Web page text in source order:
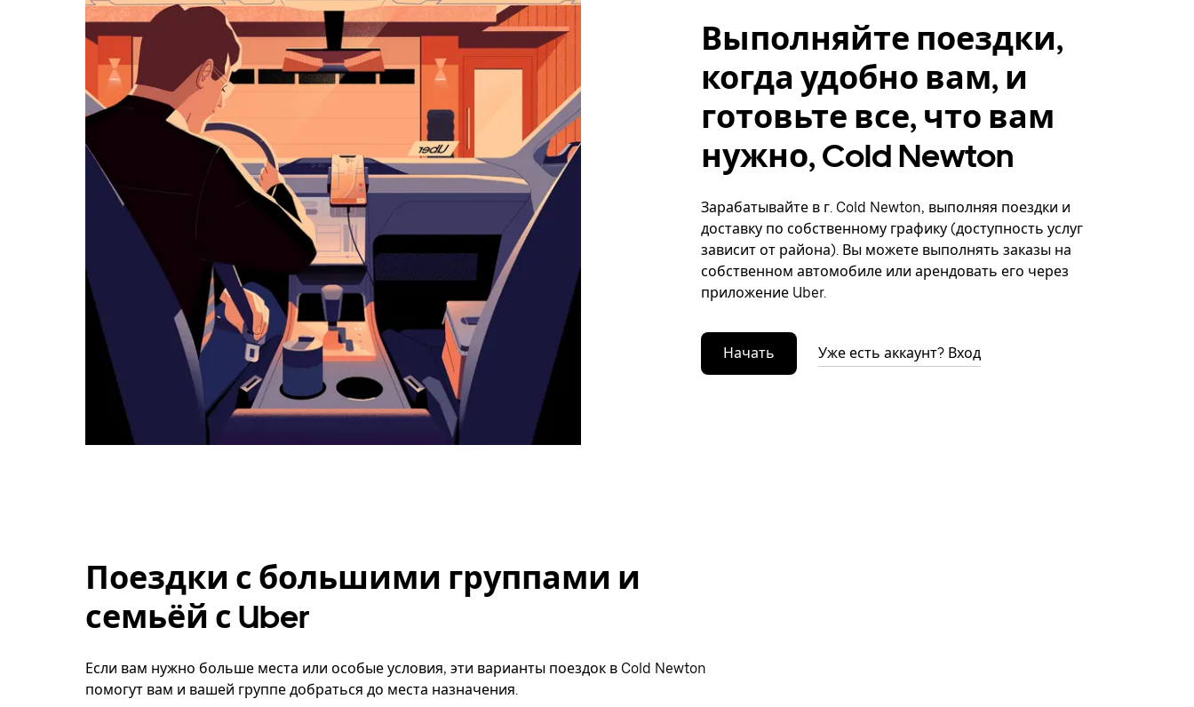
закрыть
календарь,
нажмите
Esc.
Выполняйте поездки,
когда удобно вам, и
готовьте все, что вам
нужно, Cold Newton
Зарабатывайте в г. Cold Newton, выполняя поездки и
доставку по собственному графику (доступность услуг
зависит от района). Вы можете выполнять заказы на
собственном автомобиле или арендовать его через
приложение Uber.
Начать Уже есть аккаунт? Вход
Поездки с большими группами и
семьёй с Uber
Если вам нужно больше места или особые условия, эти варианты поездок в Cold Newton
помогут вам и вашей группе добраться до места назначения.